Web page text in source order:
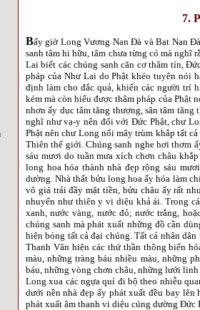
7.
Bấy giờ Long Vương Nan Ðà và Bạt Nan
sanh tâm hi hữu, tâm chưa từng có mà
Lai biết các chúng sanh căn cơ thâm tín,
pháp của Như Lai do Phật khéo tuyên nói
định làm cho đắc quả, khiến các người trí
kém mà còn hiểu được thâm pháp của Phật
nhơn ấy dục tâm tăng thượng, sân tâm
nghĩ như vạ-y nên đối với Ðức Phật, chư
Phật nên chư Long nổi mây trùm khắp tất
Thiên thế giới. Chúng sanh nghe hơi thơm
sáu mươi do tuần mưa xích chơn châu
long hoa hóa thành nhà đẹp rộng sáu
dường. Nhà thất bửu long hoa ấy hóa làm
vô giá trải đầy mặt tiền, bửu châu ấy rất
nhuyển như thiên y vi diệu khả ái. Trong
xanh, nước vàng, nước đỏ; nước trắng,
chúng sanh mà phát xuất những đồ cần
hiện bóng tất cả đại chúng. Tất cả nhân
Thanh Văn hiện các thứ thần thông biến
màu, những tràng báu nhiều màu, những
báu, những vòng chơn châu, những lưới
Long xua các ngựa quí đi bộ theo nhiễu
dưới nền nhà đẹp ấy phát xuất đều bay
phát xuất âm thanh vi diệu cúng dường Ðức